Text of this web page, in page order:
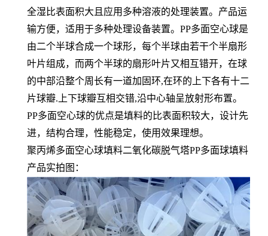
全湿比表面积大且应用多种溶液的处理装置。产品运
输方便，适用于多种处理设备装置。PP多面空心球是
由二个半球合成一个球形，每个半球由若干个半扇形
叶片组成，而两个半球的扇形叶片又相互错开，在球
的中部沿整个周长有一道加固环,在环的上下各有十二
片球瓣.上下球瓣互相交错,沿中心轴呈放射形布置。
PP多面空心球的优点是填料的比表面积较大，设计先
进，结构合理，性能稳定，使用效果理想。
聚丙烯多面空心球填料二氧化碳脱气塔PP多面球填料
产品实拍图：